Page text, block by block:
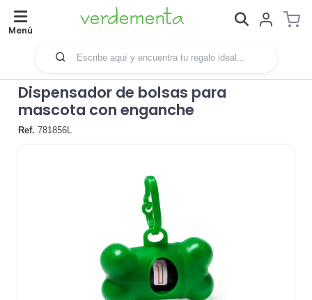
Menú
Dispensador de bolsas para
mascota con enganche
Ref. 781856L